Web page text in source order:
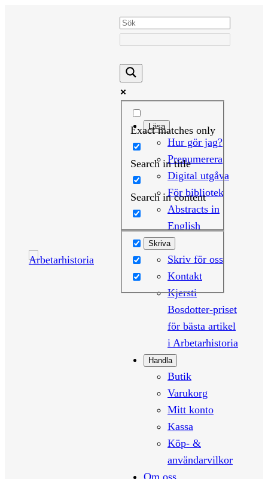
Exact matches only
Search in title
Search in content
Läsa
Hur gör jag?
Prenumerera
Digital utgåva
För bibliotek
Abstracts in
English
Skriva
Skriv för oss
Kontakt
Kjersti
Bosdotter-priset
för bästa artikel
i Arbetarhistoria
Handla
Butik
Varukorg
Mitt konto
Kassa
Köp- &
användarvilkor
Om oss